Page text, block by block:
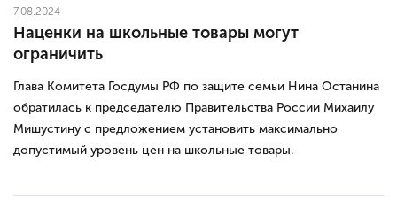
7.08.2024
Наценки на школьные товары могут
ограничить
Глава Комитета Госдумы РФ по защите семьи Нина Останина
обратилась к председателю Правительства России Михаилу
Мишустину с предложением установить максимально
допустимый уровень цен на школьные товары.